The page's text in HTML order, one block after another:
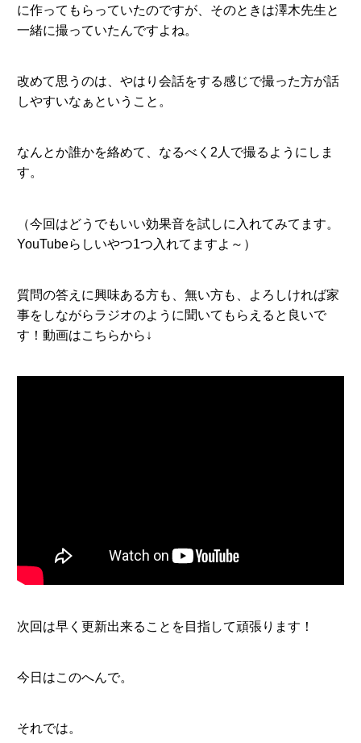
に作ってもらっていたのですが、そのときは澤木先生と
一緒に撮っていたんですよね。
改めて思うのは、やはり会話をする感じで撮った方が話
しやすいなぁということ。
なんとか誰かを絡めて、なるべく2人で撮るようにしま
す。
（今回はどうでもいい効果音を試しに入れてみてます。
YouTubeらしいやつ1つ入れてますよ～）
質問の答えに興味ある方も、無い方も、よろしければ家
事をしながらラジオのように聞いてもらえると良いで
す！動画はこちらから↓
次回は早く更新出来ることを目指して頑張ります！
今日はこのへんで。
それでは。